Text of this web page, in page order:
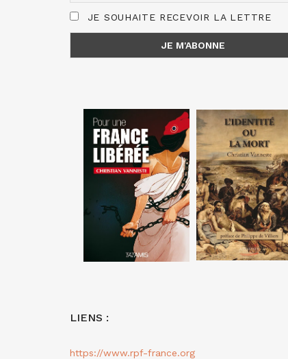
JE SOUHAITE RECEVOIR LA LETTRE
LIENS :
https://www.rpf-france.org